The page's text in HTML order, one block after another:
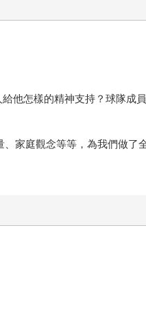
他怎樣的精神支持？球隊成
家庭觀念等等，為我們做了